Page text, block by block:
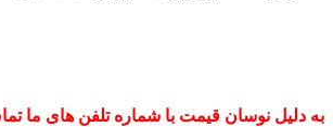
به دلیل نوسان قیمت با شماره تلفن های ما